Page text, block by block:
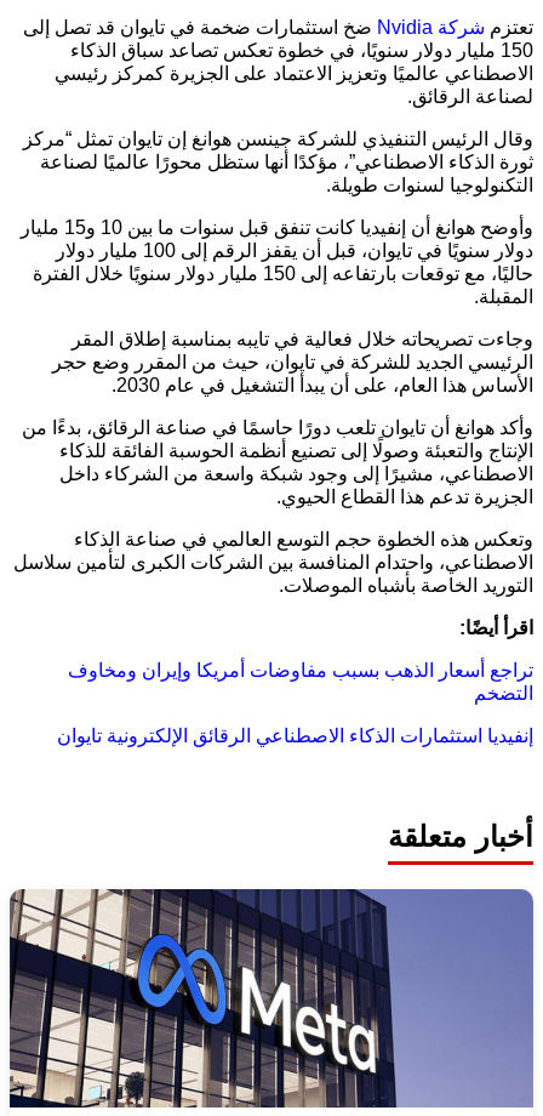
تعتزم شركة Nvidia ضخ استثمارات ضخمة في تايوان قد تصل إلى
150 مليار دولار سنويًا، في خطوة تعكس تصاعد سباق الذكاء
الاصطناعي عالميًا وتعزيز الاعتماد على الجزيرة كمركز رئيسي
لصناعة الرقائق.
وقال الرئيس التنفيذي للشركة جينسن هوانغ إن تايوان تمثل “مركز
ثورة الذكاء الاصطناعي”، مؤكدًا أنها ستظل محورًا عالميًا لصناعة
التكنولوجيا لسنوات طويلة.
وأوضح هوانغ أن إنفيديا كانت تنفق قبل سنوات ما بين 10 و15 مليار
دولار سنويًا في تايوان، قبل أن يقفز الرقم إلى 100 مليار دولار
حاليًا، مع توقعات بارتفاعه إلى 150 مليار دولار سنويًا خلال الفترة
المقبلة.
وجاءت تصريحاته خلال فعالية في تايبه بمناسبة إطلاق المقر
الرئيسي الجديد للشركة في تايوان، حيث من المقرر وضع حجر
الأساس هذا العام، على أن يبدأ التشغيل في عام 2030.
وأكد هوانغ أن تايوان تلعب دورًا حاسمًا في صناعة الرقائق، بدءًا من
الإنتاج والتعبئة وصولًا إلى تصنيع أنظمة الحوسبة الفائقة للذكاء
الاصطناعي، مشيرًا إلى وجود شبكة واسعة من الشركاء داخل
الجزيرة تدعم هذا القطاع الحيوي.
وتعكس هذه الخطوة حجم التوسع العالمي في صناعة الذكاء
الاصطناعي، واحتدام المنافسة بين الشركات الكبرى لتأمين سلاسل
التوريد الخاصة بأشباه الموصلات.
اقرأ أيضًا:
تراجع أسعار الذهب بسبب مفاوضات أمريكا وإيران ومخاوف
التضخم
إنفيديا استثمارات الذكاء الاصطناعي الرقائق الإلكترونية تايوان
أخبار متعلقة